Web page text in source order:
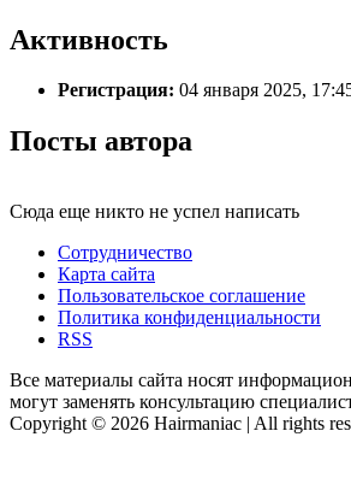
Активность
Регистрация: 04 января 2025,
Посты автора
Сюда еще никто не успел написать
Сотрудничество
Карта сайта
Пользовательское соглашение
Политика конфиденциальности
RSS
Все материалы сайта носят
могут заменять консультацию
Copyright © 2026 Hairmaniac | All rights